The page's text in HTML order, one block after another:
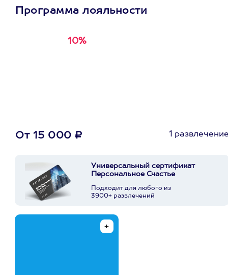
Программа лояльности
10%
От 15 000 ₽ 1
Универсальный сертификат
Персональное Счастье
Подходит для любого из
3900+ развлечений